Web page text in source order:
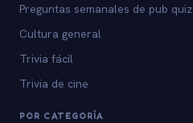
Preguntas semanales de pub quiz
Cultura general
Trivia fácil
Trivia de cine
POR CATEGORÍA